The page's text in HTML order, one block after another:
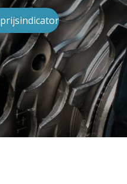
prijsindicator